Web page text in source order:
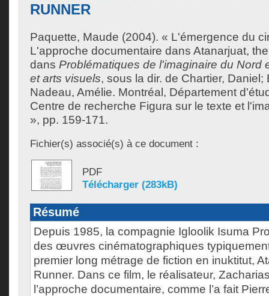
RUNNER
Paquette, Maude (2004). « L'émergence du
L'approche documentaire dans Atanarjuat,
dans Problématiques de l'imaginaire du Nord
et arts visuels, sous la dir. de Chartier, Daniel ;
Nadeau, Amélie. Montréal, Département
Centre de recherche Figura sur le texte et
», pp. 159-171.
Fichier(s) associé(s) à ce document :
PDF
Télécharger (283kB)
Résumé
Depuis 1985, la compagnie Igloolik Isuma
des œuvres cinématographiques
premier long métrage de fiction en inuktitut,
Runner. Dans ce film, le réalisateur,
l’approche documentaire, comme l’a fait